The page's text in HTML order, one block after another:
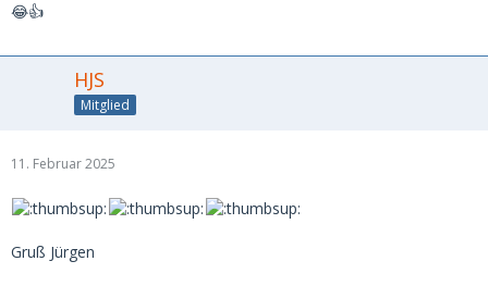
😂👍
HJS
Mitglied
11. Februar 2025
Gruß Jürgen